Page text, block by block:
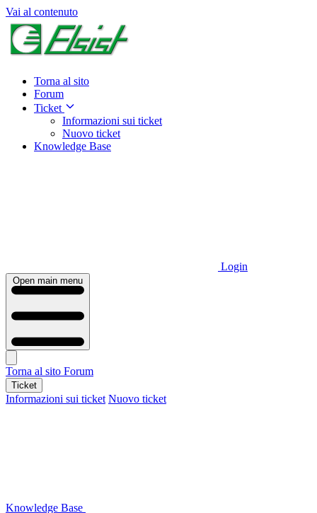
Vai al contenuto
Torna al sito
Forum
Ticket
Informazioni sui ticket
Nuovo ticket
Knowledge Base
Login
Open main menu
Torna al sito Forum
Ticket
Informazioni sui ticket Nuovo ticket
Knowledge Base